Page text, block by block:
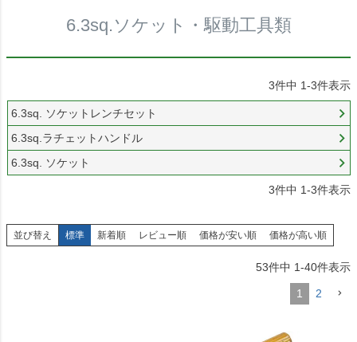
6.3sq.ソケット・駆動工具類
3件中 1-3件表示
6.3sq. ソケットレンチセット
6.3sq.ラチェットハンドル
6.3sq. ソケット
3件中 1-3件表示
並び替え 標準 新着順 レビュー順 価格が安い順 価格が高い順
53件中 1-40件表示
1 2